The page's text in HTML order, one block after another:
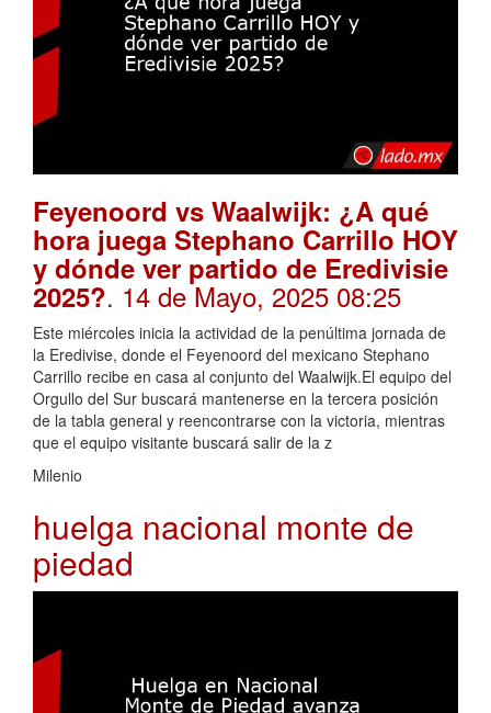
Feyenoord vs Waalwijk: ¿A qué
hora juega Stephano Carrillo HOY
y dónde ver partido de Eredivisie
2025?. 14 de Mayo, 2025 08:25
Este miércoles inicia la actividad de la penúltima jornada de
la Eredivise, donde el Feyenoord del mexicano Stephano
Carrillo recibe en casa al conjunto del Waalwijk.El equipo del
Orgullo del Sur buscará mantenerse en la tercera posición
de la tabla general y reencontrarse con la victoria, mientras
que el equipo visitante buscará salir de la z
Milenio
huelga nacional monte de
piedad